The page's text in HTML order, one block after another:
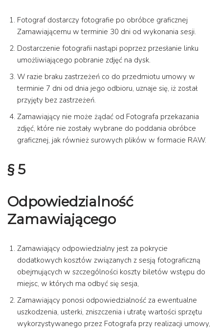
Fotograf dostarczy fotografie po obróbce graficznej
Zamawiającemu w terminie 30 dni od wykonania sesji.
Dostarczenie fotografii nastąpi poprzez przesłanie linku
umożliwiającego pobranie zdjęć na dysk.
W razie braku zastrzeżeń co do przedmiotu umowy w
terminie 7 dni od dnia jego odbioru, uznaje się, iż został
przyjęty bez zastrzeżeń.
Zamawiający nie może żądać od Fotografa przekazania
zdjęć, które nie zostały wybrane do poddania obróbce
graficznej, jak również surowych plików w formacie RAW.
§ 5
Odpowiedzialność
Zamawiającego
Zamawiający odpowiedzialny jest za pokrycie
dodatkowych kosztów związanych z sesją fotograficzną
obejmujących w szczególności koszty biletów wstępu do
miejsc, w których ma odbyć się sesja,
Zamawiający ponosi odpowiedzialność za ewentualne
uszkodzenia, usterki, zniszczenia i utratę wartości sprzętu
wykorzystywanego przez Fotografa przy realizacji umowy,